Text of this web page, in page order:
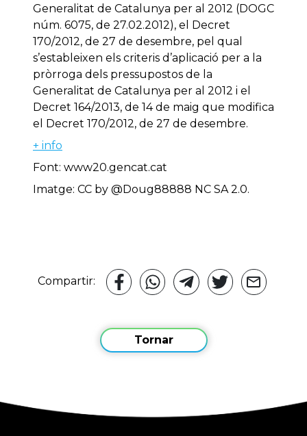
Generalitat de Catalunya per al 2012 (DOGC
núm. 6075, de 27.02.2012), el Decret
170/2012, de 27 de desembre, pel qual
s’estableixen els criteris d’aplicació per a la
pròrroga dels pressupostos de la
Generalitat de Catalunya per al 2012 i el
Decret 164/2013, de 14 de maig que modifica
el Decret 170/2012, de 27 de desembre.
+ info
Font: www20.gencat.cat
Imatge: CC by @Doug88888 NC SA 2.0.
Compartir:
Tornar